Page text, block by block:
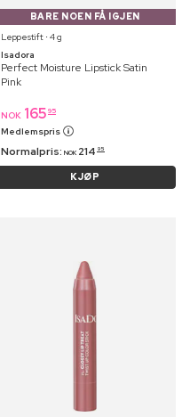
BARE NOEN FÅ IGJEN
Leppestift ⋅ 4 g
Isadora
Perfect Moisture Lipstick Satin
Pink
NOK 165 95
Medlemspris
Normalpris: NOK 214 95
KJØP